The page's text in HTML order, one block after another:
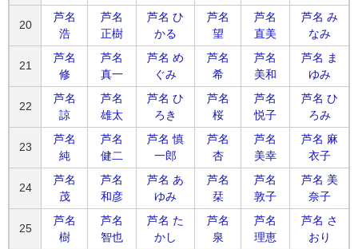
20
芦名
浩
芦名
正樹
芦名 ひ
かる
芦名
望
芦名
直美
芦名 み
なみ
21
芦名
修
芦名
真一
芦名 め
ぐみ
芦名
希
芦名
美和
芦名 ま
ゆみ
22
芦名
諒
芦名
雄太
芦名 ひ
ろき
芦名
桜
芦名
悦子
芦名 ひ
ろみ
23
芦名
純
芦名
健二
芦名 慎
一郎
芦名
杏
芦名
美幸
芦名 麻
衣子
24
芦名
茂
芦名
和彦
芦名 あ
ゆみ
芦名
栞
芦名
敦子
芦名 美
奈子
25
芦名
樹
芦名
智也
芦名 た
かし
芦名
泉
芦名
理恵
芦名 さ
おり